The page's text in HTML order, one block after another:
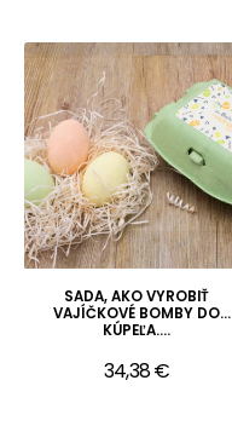
SADA, AKO VYROBIŤ
VAJÍČKOVÉ BOMBY DO
KÚPEĽA....
34,38 €